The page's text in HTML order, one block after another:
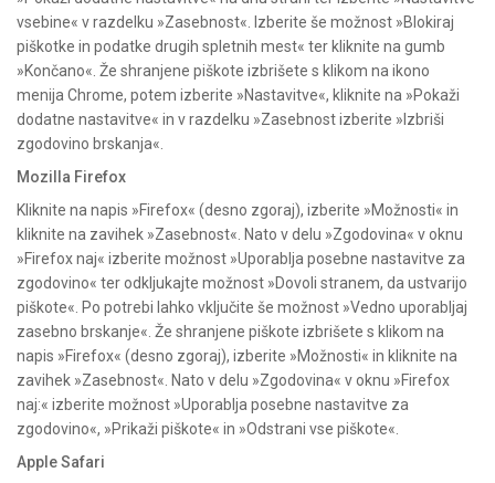
vsebine« v razdelku »Zasebnost«. Izberite še možnost »Blokiraj
piškotke in podatke drugih spletnih mest« ter kliknite na gumb
»Končano«. Že shranjene piškote izbrišete s klikom na ikono
menija Chrome, potem izberite »Nastavitve«, kliknite na »Pokaži
dodatne nastavitve« in v razdelku »Zasebnost izberite »Izbriši
zgodovino brskanja«.
Mozilla Firefox
Kliknite na napis »Firefox« (desno zgoraj), izberite »Možnosti« in
kliknite na zavihek »Zasebnost«. Nato v delu »Zgodovina« v oknu
»Firefox naj« izberite možnost »Uporablja posebne nastavitve za
zgodovino« ter odkljukajte možnost »Dovoli stranem, da ustvarijo
piškote«. Po potrebi lahko vključite še možnost »Vedno uporabljaj
zasebno brskanje«. Že shranjene piškote izbrišete s klikom na
napis »Firefox« (desno zgoraj), izberite »Možnosti« in kliknite na
zavihek »Zasebnost«. Nato v delu »Zgodovina« v oknu »Firefox
naj:« izberite možnost »Uporablja posebne nastavitve za
zgodovino«, »Prikaži piškote« in »Odstrani vse piškote«.
Apple Safari